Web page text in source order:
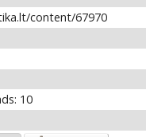
content/67970
10